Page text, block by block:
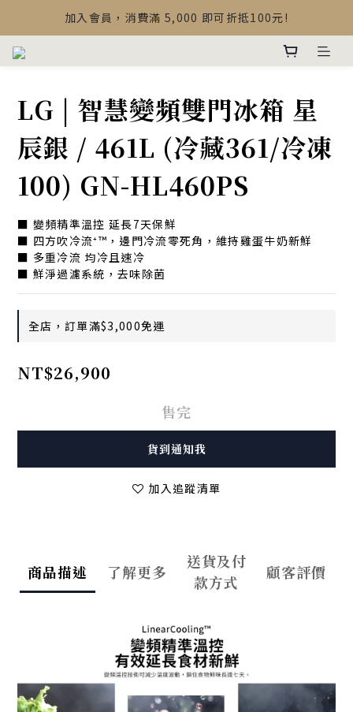
【最新公告】Devialet Mania 盒內配件調整說明
加入會員，消費滿 5,000 即可折抵100元!
【最新公告】Devialet Mania 盒內配件調整說明
LG | 智慧變頻雙門冰箱 星
辰銀 / 461L (冷藏361/冷凍
100) GN-HL460PS
■ 變頻精準溫控 延長7天保鮮
■ 四方吹冷流⁺™，邊門冷流零死角，維持雞蛋牛奶新鮮
■ 多重冷流 均冷且速冷
■ 鮮淨過濾系統，去味除菌
全店，訂單滿$3,000免運
NT$26,900
售完
貨到通知我
加入追蹤清單
商品描述 了解更多
送貨及付
款方式
顧客評價